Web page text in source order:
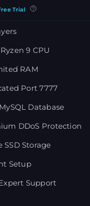
Trial
9 CPU
RAM
Port 7777
Database
DDoS Protection
SSD Storage
Setup
Support